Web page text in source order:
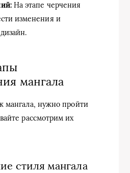
На этапе черчения
изменения и
мангала
мангала, нужно пройти
рассмотрим их
стиля мангала